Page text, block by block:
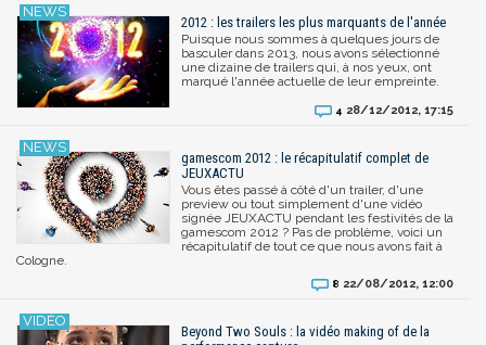
2012 : les trailers les plus marquants de l'année
Puisque nous sommes à quelques jours de
basculer dans 2013, nous avons sélectionné
une dizaine de trailers qui, à nos yeux, ont
marqué l'année actuelle de leur empreinte.
4 28/12/2012, 17:15
gamescom 2012 : le récapitulatif complet de
JEUXACTU
Vous êtes passé à côté d'un trailer, d'une
preview ou tout simplement d'une vidéo
signée JEUXACTU pendant les festivités de la
gamescom 2012 ? Pas de problème, voici un
récapitulatif de tout ce que nous avons fait à
Cologne.
8 22/08/2012, 12:00
Beyond Two Souls : la vidéo making of de la